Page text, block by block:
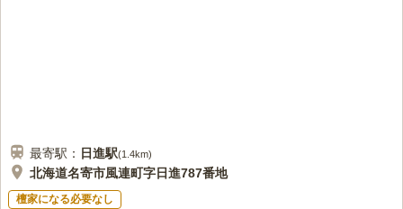
最寄駅： 日進駅(1.4km)
北海道名寄市風連町字日進787番地
檀家になる必要なし